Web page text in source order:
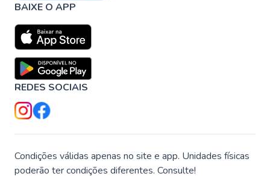
BAIXE O APP
REDES SOCIAIS
Condições válidas apenas no site e app. Unidades físicas
poderão ter condições diferentes. Consulte!